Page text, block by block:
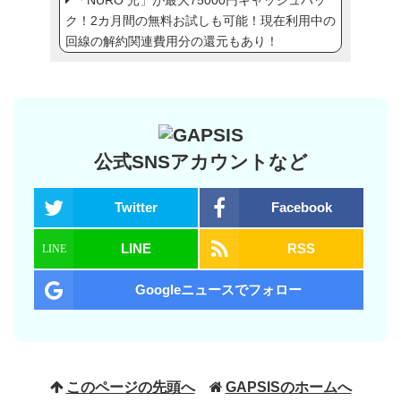
ク！2カ月間の無料お試しも可能！現在利用中の
回線の解約関連費用分の還元もあり！
公式SNSアカウントなど
Twitter Facebook
LINE RSS
Googleニュースでフォロー
このページの先頭へ GAPSISのホームへ